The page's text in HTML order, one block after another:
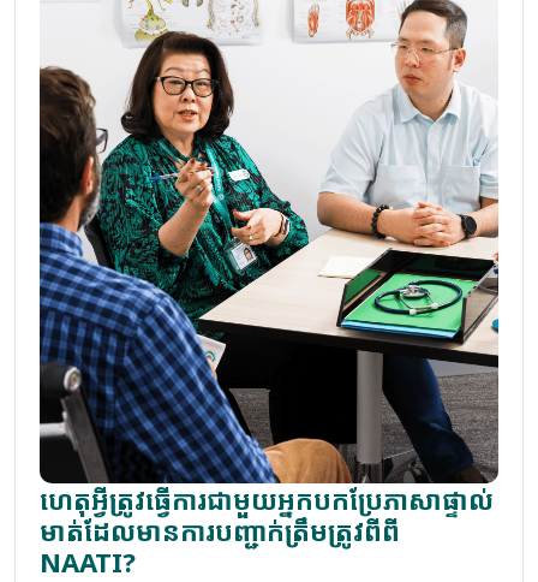
ហេតុអ្វីត្រូវធ្វើការជាមួយអ្នកបកប្រែភាសាផ្ទាល់
មាត់ដែលមានការបញ្ជាក់ត្រឹមត្រូវពីពី
NAATI?